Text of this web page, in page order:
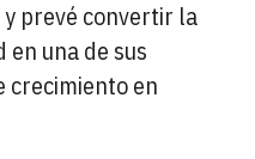
prevé convertir la
en una de sus
crecimiento en